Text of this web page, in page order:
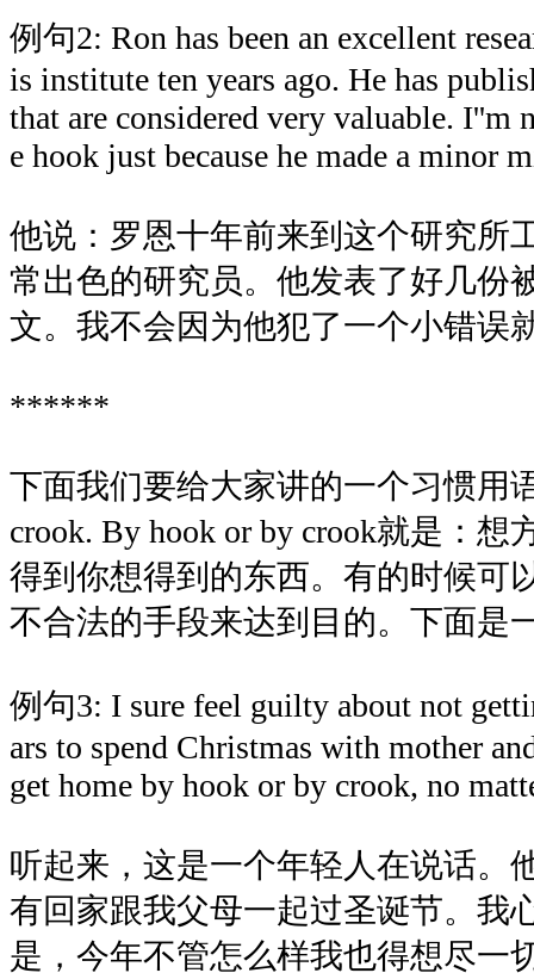
例句2: Ron has been an excellent
is institute ten years ago. He has
that are considered very valuable.
e hook just because he made a minor
他说：罗恩十年前来到这个研究所
常出色的研究员。他发表了好几份
文。我不会因为他犯了一个小错误
******
下面我们要给大家讲的一个习惯用
crook. By hook or by crook就是：
得到你想得到的东西。有的时候可
不合法的手段来达到目的。下面是
例句3: I sure feel guilty about not
ars to spend Christmas with mother
get home by hook or by crook, no
听起来，这是一个年轻人在说话。
有回家跟我父母一起过圣诞节。我
是，今年不管怎么样我也得想尽一